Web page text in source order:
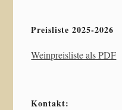
Preisliste 2025-2026
Weinpreisliste als PDF
Kontakt: